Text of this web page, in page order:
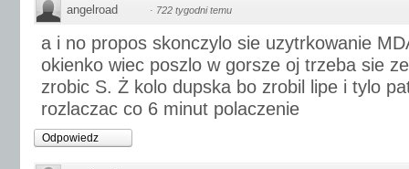
angelroad · 722 tygodni temu
a i no propos skonczylo sie uzytrkowanie
okienko wiec poszlo w gorsze oj trzeba sie
zrobic S. Ż kolo dupska bo zrobil lipe i tylo
rozlaczac co 6 minut polaczenie
Odpowiedz